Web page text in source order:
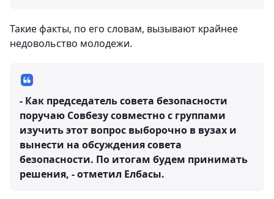
Такие факты, по его словам, вызывают крайнее
недовольство молодежи.
- Как председатель совета безопасности
поручаю Совбезу совместно с группами
изучить этот вопрос выборочно в вузах и
вынести на обсуждения совета
безопасности. По итогам будем принимать
решения, - отметил Елбасы.